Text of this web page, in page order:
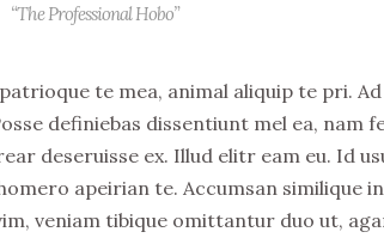
“The Professional Hobo”
te mea, animal aliquip te pri.
definiebas dissentiunt mel ea,
deseruisse ex. Illud elitr eam eu. Id
apeirian te. Accumsan
veniam tibique omittantur duo ut,